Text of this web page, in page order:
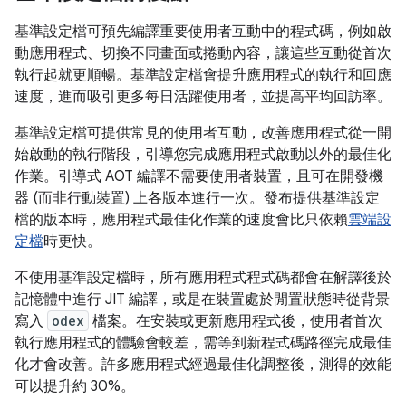
基準設定檔可預先編譯重要使用者互動中的程式碼，例如啟
動應用程式、切換不同畫面或捲動內容，讓這些互動從首次
執行起就更順暢。基準設定檔會提升應用程式的執行和回應
速度，進而吸引更多每日活躍使用者，並提高平均回訪率。
基準設定檔可提供常見的使用者互動，改善應用程式從一開
始啟動的執行階段，引導您完成應用程式啟動以外的最佳化
作業。引導式 AOT 編譯不需要使用者裝置，且可在開發機
器 (而非行動裝置) 上各版本進行一次。發布提供基準設定
檔的版本時，應用程式最佳化作業的速度會比只依賴雲端設
定檔時更快。
不使用基準設定檔時，所有應用程式程式碼都會在解譯後於
記憶體中進行 JIT 編譯，或是在裝置處於閒置狀態時從背景
寫入 odex 檔案。在安裝或更新應用程式後，使用者首次
執行應用程式的體驗會較差，需等到新程式碼路徑完成最佳
化才會改善。許多應用程式經過最佳化調整後，測得的效能
可以提升約 30%。